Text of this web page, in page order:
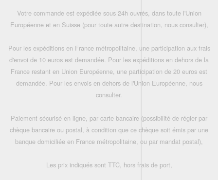
Votre commande est expédiée sous 24h ouvrés, dans toute l'Union
Européenne et en Suisse (pour toute autre destination, nous consulter),
Pour les expéditions en France métropolitaine, une participation aux frais
d'envoi de 10 euros est demandée. Pour les expéditions en dehors de la
France restant en Union Européenne, une participation de 20 euros est
demandée. Pour les envois en dehors de l'Union Européenne, nous
consulter.
Paiement sécurisé en ligne, par carte bancaire (possibilité de régler par
chèque bancaire ou postal, à condition que ce chèque soit émis par une
banque domiciliée en France métropolitaine, ou par mandat postal),
Les prix indiqués sont TTC, hors frais de port,